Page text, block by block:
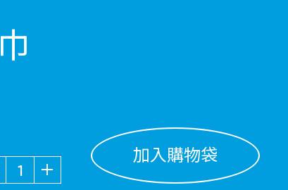
加入購物袋